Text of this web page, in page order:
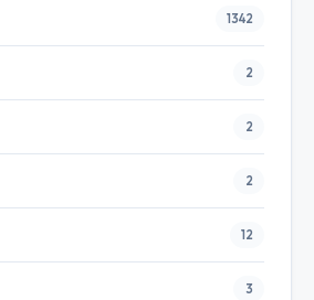
1342
2
2
2
12
3